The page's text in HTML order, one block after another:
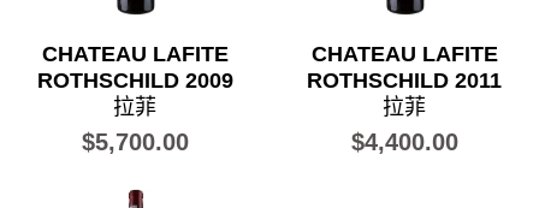
CHATEAU LAFITE
ROTHSCHILD 2009
拉菲
$5,700.00
CHATEAU LAFITE
ROTHSCHILD 2011
拉菲
$4,400.00